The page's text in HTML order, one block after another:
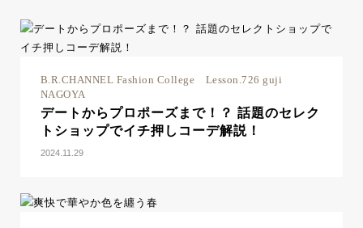
B.R.CHANNEL Fashion College Lesson.726 guji
NAGOYA
デートからプロポーズまで！？ 話題のセレク
トショップでイチ押しコーデ解説！
2024.11.29